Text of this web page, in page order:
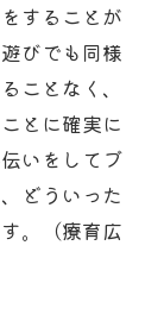
することが
びでも同様
ことなく、
とに確実に
いをしてブ
どういった
。（療育広